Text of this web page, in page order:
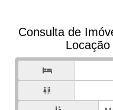
Consulta de

